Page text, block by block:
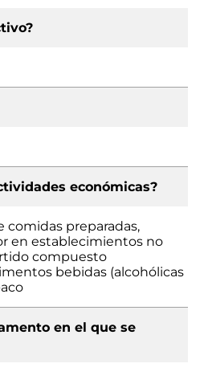
económicas?
comidas preparadas,
en establecimientos no
compuesto
bebidas (alcohólicas
en el que se